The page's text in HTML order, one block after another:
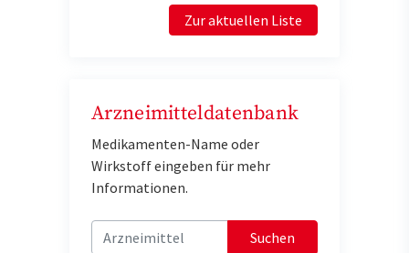
Zur aktuellen Liste
Arzneimitteldatenbank
Medikamenten-Name oder
Wirkstoff eingeben für mehr
Informationen.
Suchen